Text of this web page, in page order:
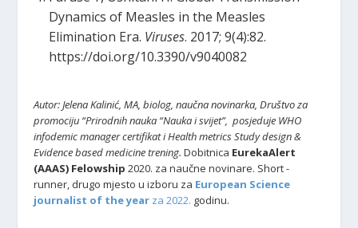
Dynamics of Measles in the Measles
Elimination Era. Viruses. 2017; 9(4):82.
https://doi.org/10.3390/v9040082
Autor: Jelena Kalinić, MA, biolog, naučna novinarka, Društvo za
promociju “Prirodnih nauka “Nauka i svijet”, posjeduje WHO
infodemic manager certifikat i Health metrics Study design &
Evidence based medicine trening. Dobitnica EurekaAlert
(AAAS) Felowship 2020. za naučne novinare. Short -
runner, drugo mjesto u izboru za European Science
journalist of the year za 2022. godinu.